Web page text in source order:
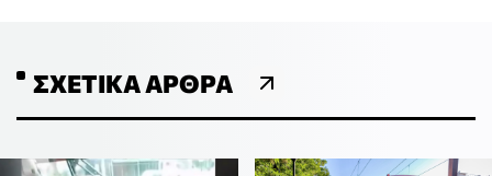
ΣΧΕΤΙΚΆ ΆΡΘΡΑ